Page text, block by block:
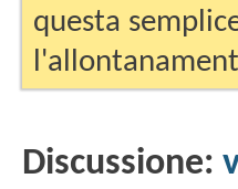
questa
Discussione: